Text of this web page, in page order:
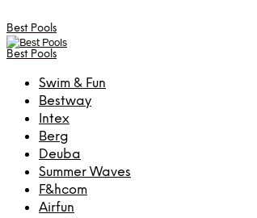
Best Pools
Best Pools
Swim & Fun
Bestway
Intex
Berg
Deuba
Summer Waves
F&hcom
Airfun